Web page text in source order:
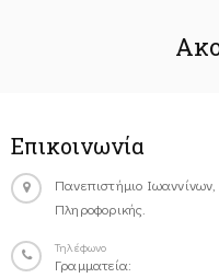
Επικοινωνία
Πανεπιστήμιο
Πληροφορικής.
Τηλέφωνο
Γραμματεία: